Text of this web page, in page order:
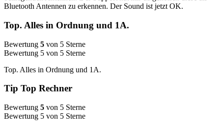
Bluetooth Antennen zu erkennen. Der Sound ist jetzt OK.
Top. Alles in Ordnung und 1A.
Bewertung 5 von 5 Sterne
Bewertung 5 von 5 Sterne
Top. Alles in Ordnung und 1A.
Tip Top Rechner
Bewertung 5 von 5 Sterne
Bewertung 5 von 5 Sterne